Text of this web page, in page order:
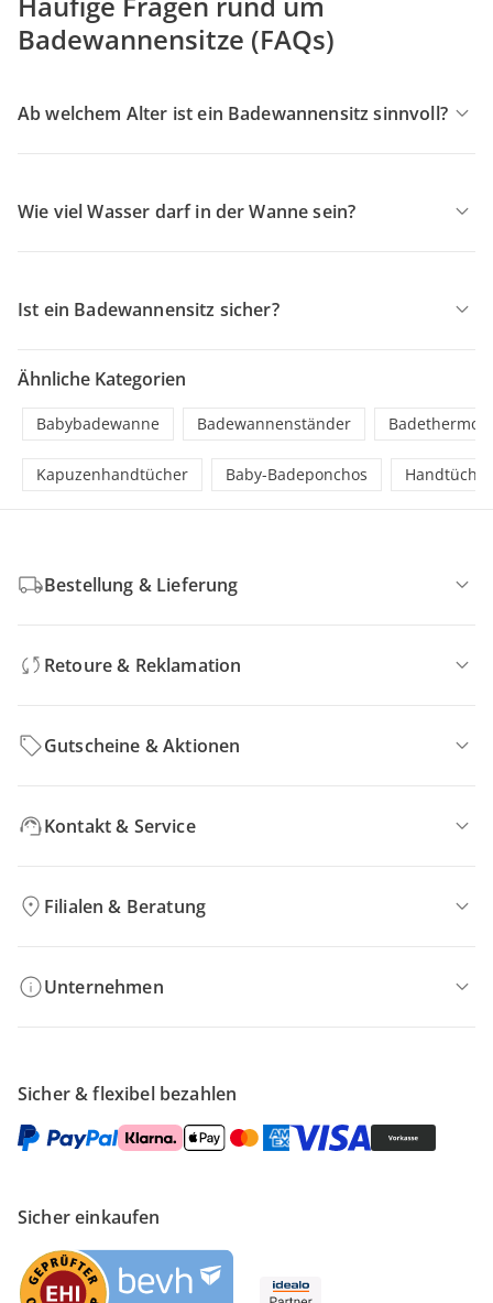
Badewannensitze (FAQs)
Ab welchem Alter ist ein Badewannensitz sinnvoll?
Wie viel Wasser darf in der Wanne sein?
Ist ein Badewannensitz sicher?
Ähnliche Kategorien
Babybadewanne Badewannenständer
Kapuzenhandtücher Baby-Badeponchos Handtücher
Bestellung & Lieferung
Retoure & Reklamation
Gutscheine & Aktionen
Kontakt & Service
Filialen & Beratung
Unternehmen
Sicher & flexibel bezahlen
Sicher einkaufen